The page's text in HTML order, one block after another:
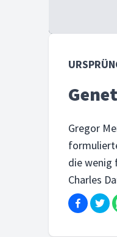
Gregor
die wenig
Charles